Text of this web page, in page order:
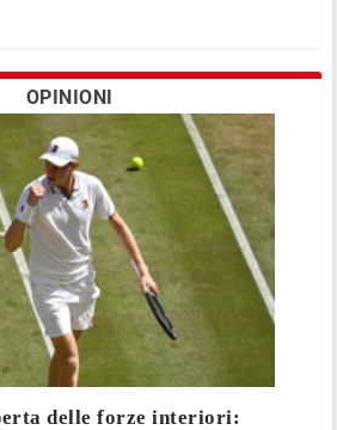
OPINIONI
delle forze interiori: